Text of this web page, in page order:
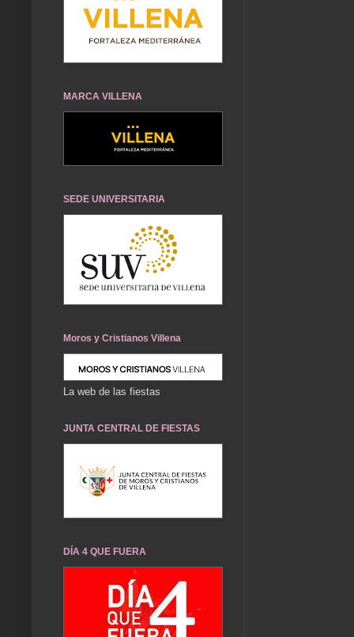
MARCA VILLENA
SEDE UNIVERSITARIA
Moros y Cristianos Villena
La web de las fiestas
JUNTA CENTRAL DE FIESTAS
DÍA 4 QUE FUERA